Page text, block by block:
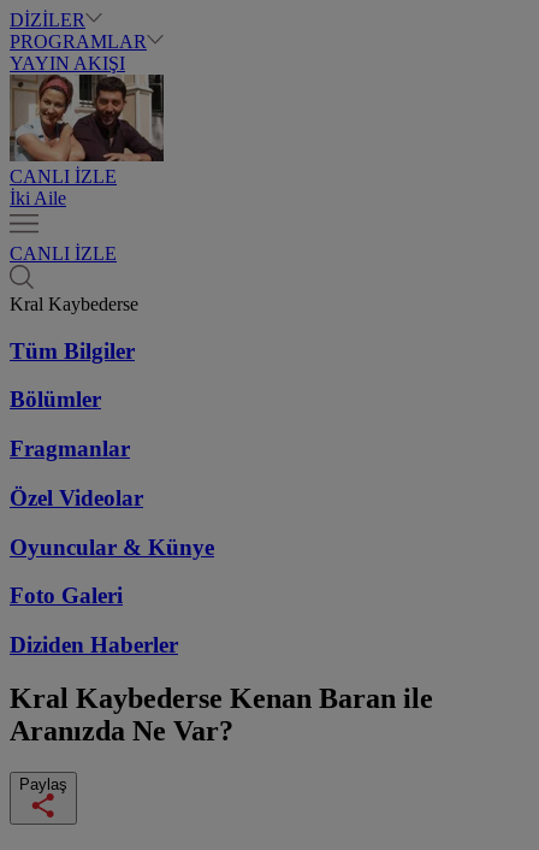
DİZİLER
PROGRAMLAR
YAYIN AKIŞI
CANLI İZLE
İki Aile
CANLI İZLE
Kral Kaybederse
Tüm Bilgiler
Bölümler
Fragmanlar
Özel Videolar
Oyuncular & Künye
Foto Galeri
Diziden Haberler
Kral Kaybederse Kenan Baran ile
Aranızda Ne Var?
Paylaş